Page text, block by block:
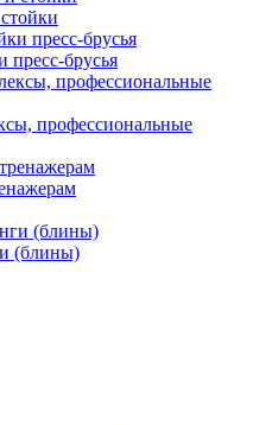
пресс-брусья
профессиональные
(блины)